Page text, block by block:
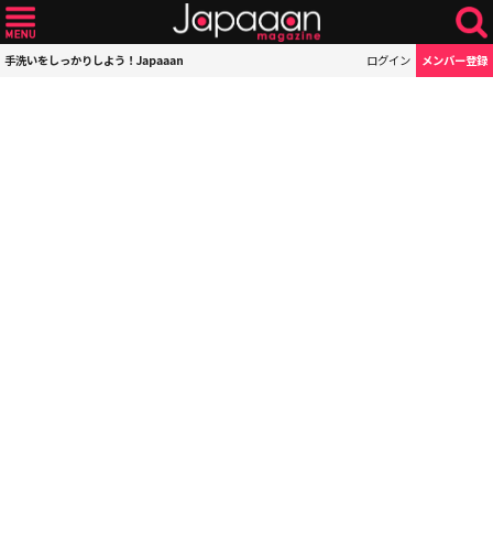
手洗いをしっかりしよう！Japaaan ログイン メンバー登録